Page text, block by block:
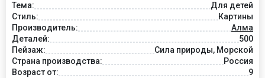
Тема:
Для детей
Стиль:
Картины
Производитель:
Алма
Деталей:
500
Пейзаж:
Сила природы, Морской
Страна производства:
Россия
Возраст от:
9